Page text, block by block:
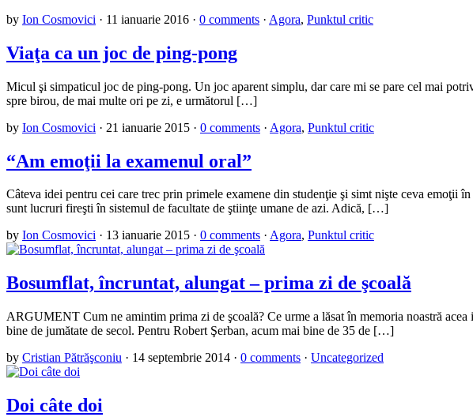
by Ion Cosmovici · 11 ianuarie 2016 · 0 comments · Agora, Punktul critic
Viaţa ca un joc de ping-pong
Micul şi simpaticul joc de ping-pong. Un joc aparent simplu, dar care mi se pare cel mai
spre birou, de mai multe ori pe zi, e următorul […]
by Ion Cosmovici · 21 ianuarie 2015 · 0 comments · Agora, Punktul critic
“Am emoţii la examenul oral”
Câteva idei pentru cei care trec prin primele examene din studenţie şi simt nişte ceva emoţii
sunt lucruri fireşti în sistemul de facultate de ştiinţe umane de azi. Adică, […]
by Ion Cosmovici · 13 ianuarie 2015 · 0 comments · Agora, Punktul critic
Bosumflat, încruntat, alungat – prima zi de şcoală
ARGUMENT Cum ne amintim prima zi de şcoală? Ce urme a lăsat în memoria noastră
bine de jumătate de secol. Pentru Robert Şerban, acum mai bine de 35 de […]
by Cristian Pătrăşconiu · 14 septembrie 2014 · 0 comments · Uncategorized
Doi câte doi